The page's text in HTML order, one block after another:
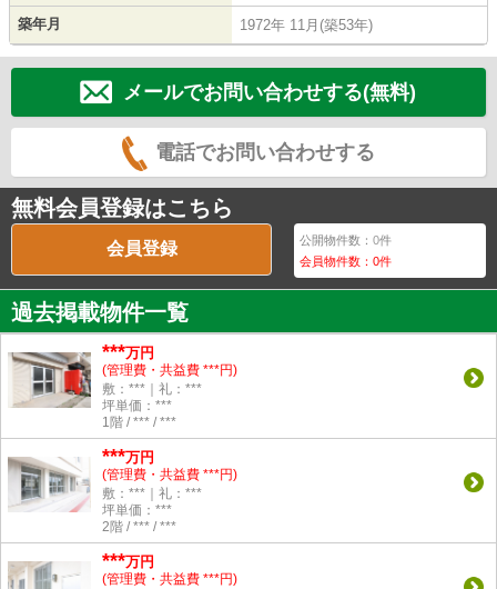
築年月 1972年 11月(築53年)
メールでお問い合わせする(無料)
電話でお問い合わせする
無料会員登録はこちら
会員登録 公開物件数：0件
会員物件数：0件
過去掲載物件一覧
***万円
(管理費・共益費 ***円)
敷：***｜礼：***
坪単価：***
1階 / *** / ***
***万円
(管理費・共益費 ***円)
敷：***｜礼：***
坪単価：***
2階 / *** / ***
***万円
(管理費・共益費 ***円)